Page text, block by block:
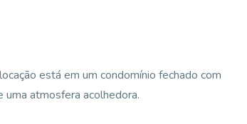
está em um condomínio fechado com
uma atmosfera acolhedora.